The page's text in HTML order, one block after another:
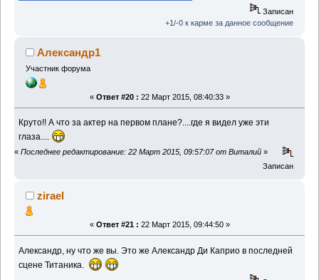
Записан
+1/-0 к карме за данное сообщение
Александр1
Участник форума
« Ответ #20 : 22 Март 2015, 08:40:33 »
Круто!! А что за актер на первом плане?....где я видел уже эти
глаза....
« Последнее редактирование: 22 Март 2015, 09:57:07 от Виталий »
Записан
zirael
« Ответ #21 : 22 Март 2015, 09:44:50 »
Александр, ну что же вы. Это же Александр Ди Каприо в последней
сцене Титаника.